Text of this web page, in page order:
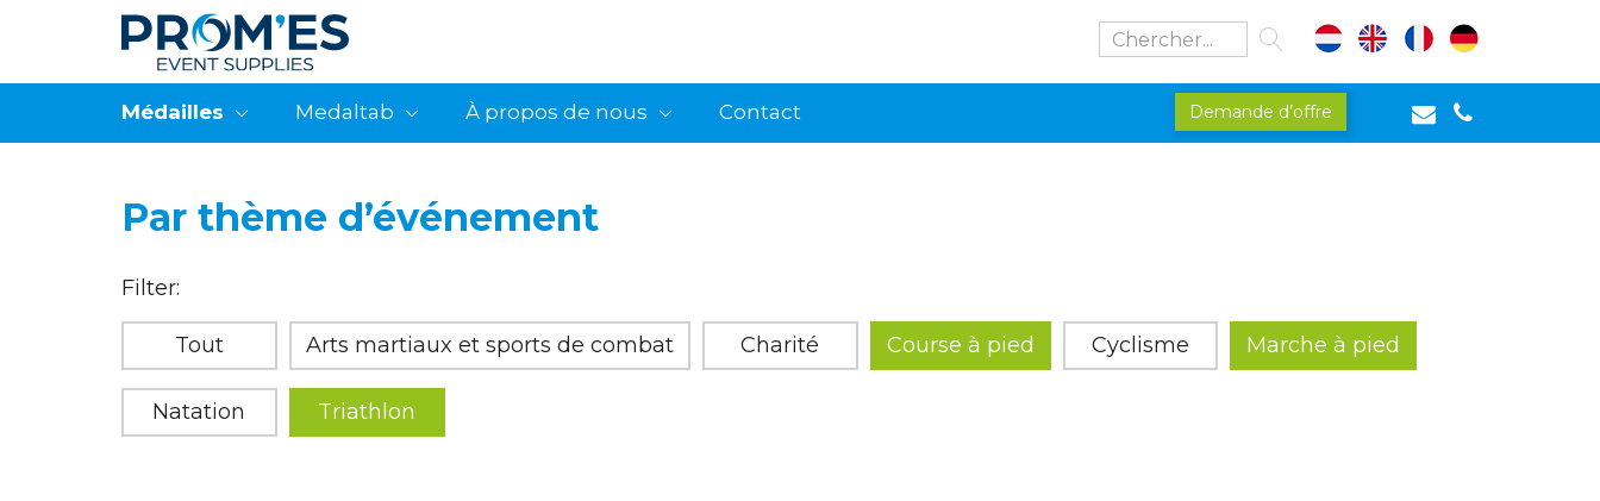
Médailles Medaltab À propos de nous Contact Demande d’offre
Par thème d’événement
Filter:
Tout Arts martiaux et sports de combat Charité Course à pied Cyclisme Marche à pied
Natation Triathlon